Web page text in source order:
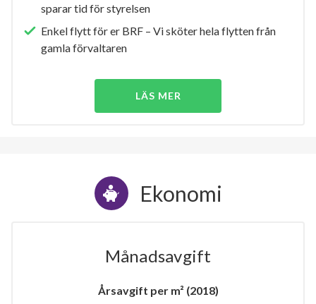
sparar tid för styrelsen
Enkel flytt för er BRF – Vi sköter hela flytten från
gamla förvaltaren
LÄS MER
Ekonomi
Månadsavgift
Årsavgift per m² (2018)